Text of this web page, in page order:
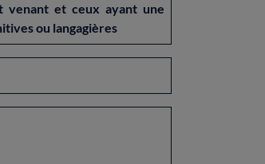
venant et ceux ayant une
ou langagières